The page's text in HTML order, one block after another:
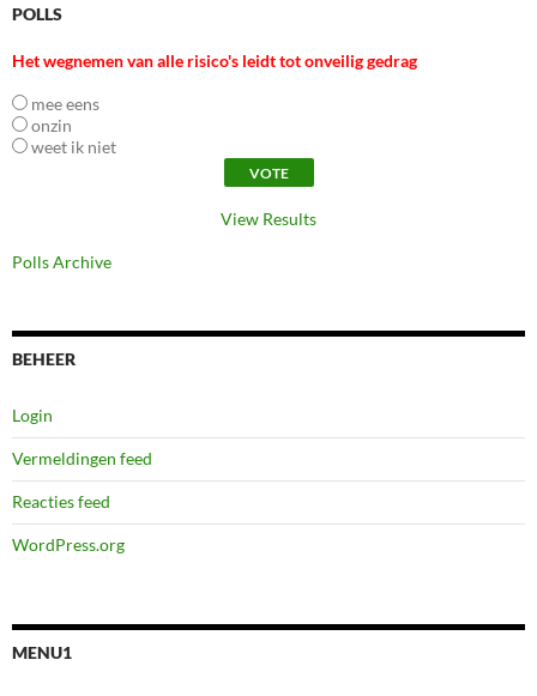
POLLS
Het wegnemen van alle risico's leidt tot onveilig gedrag
mee eens
onzin
weet ik niet
View Results
Polls Archive
BEHEER
Login
Vermeldingen feed
Reacties feed
WordPress.org
MENU1